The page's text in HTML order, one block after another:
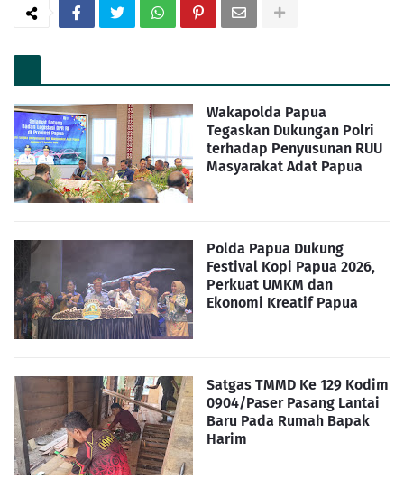
Wakapolda Papua
Tegaskan Dukungan Polri
terhadap Penyusunan RUU
Masyarakat Adat Papua
Polda Papua Dukung
Festival Kopi Papua 2026,
Perkuat UMKM dan
Ekonomi Kreatif Papua
Satgas TMMD Ke 129 Kodim
0904/Paser Pasang Lantai
Baru Pada Rumah Bapak
Harim